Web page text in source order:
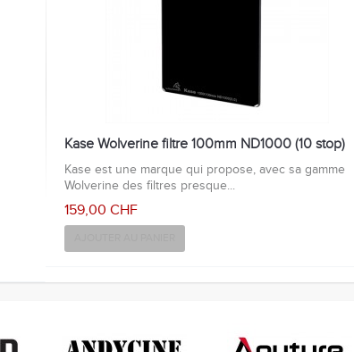
Kase Wolverine filtre 100mm ND1000 (10 stop)
Kase est une marque qui propose, avec sa gamme
Wolverine des filtres presque...
159,00 CHF